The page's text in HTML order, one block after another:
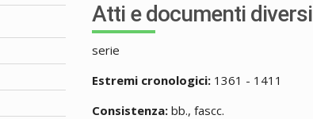
Atti e documenti diversi
serie
Estremi cronologici: 1361 - 1411
Consistenza: bb., fascc.